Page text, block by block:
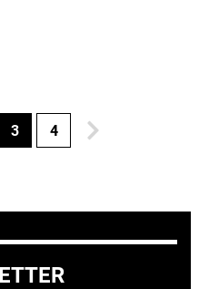
3 4